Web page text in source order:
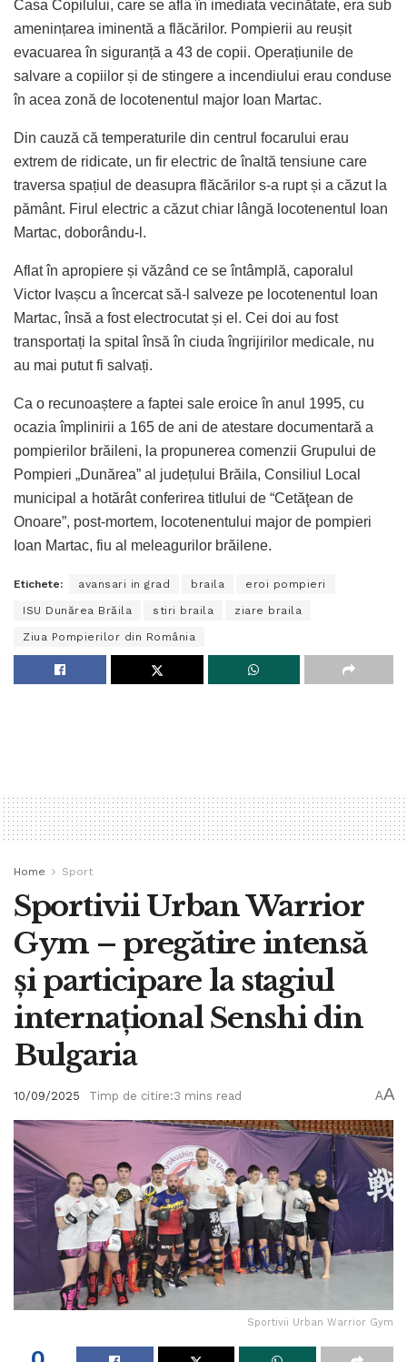
Casa Copilului, care se afla în imediata vecinătate, era sub
amenințarea iminentă a flăcărilor. Pompierii au reușit
evacuarea în siguranță a 43 de copii. Operațiunile de
salvare a copiilor și de stingere a incendiului erau conduse
în acea zonă de locotenentul major Ioan Martac.
Din cauză că temperaturile din centrul focarului erau
extrem de ridicate, un fir electric de înaltă tensiune care
traversa spațiul de deasupra flăcărilor s-a rupt și a căzut la
pământ. Firul electric a căzut chiar lângă locotenentul Ioan
Martac, doborându-l.
Aflat în apropiere și văzând ce se întâmplă, caporalul
Victor Ivașcu a încercat să-l salveze pe locotenentul Ioan
Martac, însă a fost electrocutat și el. Cei doi au fost
transportați la spital însă în ciuda îngrijirilor medicale, nu
au mai putut fi salvați.
Ca o recunoaștere a faptei sale eroice în anul 1995, cu
ocazia împlinirii a 165 de ani de atestare documentară a
pompierilor brăileni, la propunerea comenzii Grupului de
Pompieri „Dunărea” al județului Brăila, Consiliul Local
municipal a hotărât conferirea titlului de “Cetăţean de
Onoare”, post-mortem, locotenentului major de pompieri
Ioan Martac, fiu al meleagurilor brăilene.
Etichete: avansari in grad braila eroi pompieri
ISU Dunărea Brăila stiri braila ziare braila
Ziua Pompierilor din România
Home Sport
Sportivii Urban Warrior
Gym – pregătire intensă
și participare la stagiul
internațional Senshi din
Bulgaria
10/09/2025 Timp de citire:3 mins read AA
Sportivii Urban Warrior Gym